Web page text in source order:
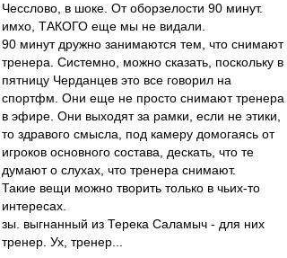
Чесслово, в шоке. От оборзелости 90 минут.
имхо, ТАКОГО еще мы не видали.
90 минут дружно занимаются тем, что снимают
тренера. Системно, можно сказать, поскольку в
пятницу Черданцев это все говорил на
спортфм. Они еще не просто снимают тренера
в эфире. Они выходят за рамки, если не этики,
то здравого смысла, под камеру домогаясь от
игроков основного состава, дескать, что те
думают о слухах, что тренера снимают.
Такие вещи можно творить только в чьих-то
интересах.
зы. выгнанный из Терека Саламыч - для них
тренер. Ух, тренер...